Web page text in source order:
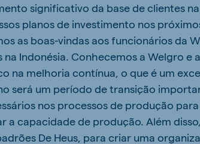
significativo da base de clientes
planos de investimento nos
as boas-vindas aos funcionários da
na Indonésia. Conhecemos a Welgro e
na melhoria contínua, o que é um
será um período de transição
nos processos de produção
a capacidade de produção. Além
De Heus, para criar uma